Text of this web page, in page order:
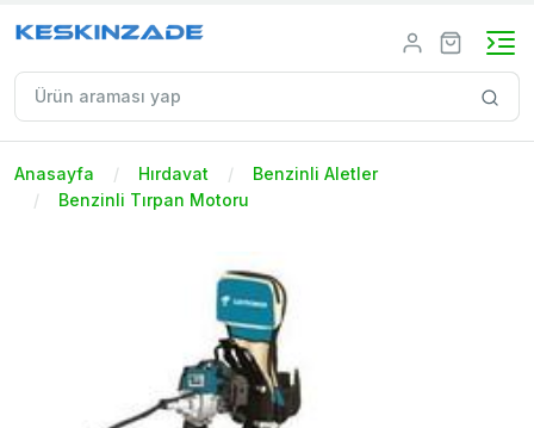
Anasayfa Hırdavat
Benzinli Aletler
Benzinli Tırpan Motoru